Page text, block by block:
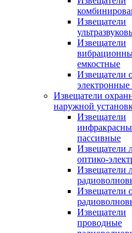
Извещатели
Извещатели
емкостные
Извещатели
Извещатели
наружной
Извещатели
пассивные
Извещатели
оптико-
Извещатели
Извещатели
Извещатели
проводные